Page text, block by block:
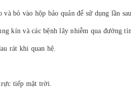
bỏ vào hộp bảo quản để sử dụng lần sau.
kín và các bệnh lây nhiễm qua đường
rát khi quan hệ.
tiếp mặt trời.